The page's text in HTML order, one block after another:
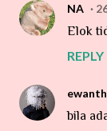
NA
Elok
REPLY
bila